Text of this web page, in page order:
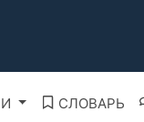
СЛОВАРЬ